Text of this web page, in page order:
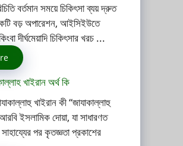
বর্তমান সময়ে চিকিৎসা ব্যয় দ্রুত
বড় অপারেশন, আইসিইউতে
দীর্ঘমেয়াদি চিকিৎসার খরচ ...
খাইরান অর্থ কি
খাইরান কী “জাযাকাল্লাহু
ইসলামিক দোয়া, যা সাধারণত
পর কৃতজ্ঞতা প্রকাশের